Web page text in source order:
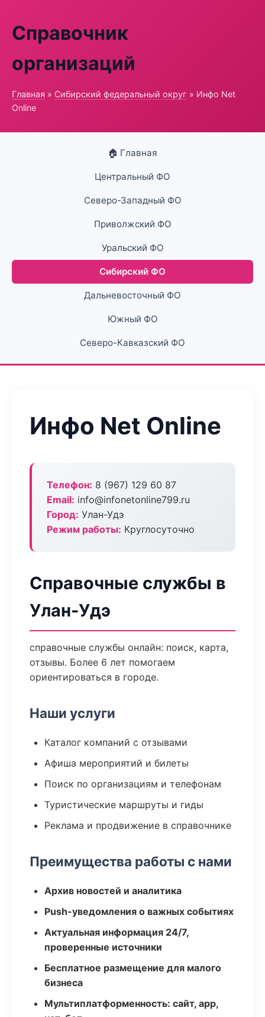
Справочник
организаций
Главная » Сибирский федеральный округ » Инфо Net
Online
🏠 Главная
Центральный ФО
Северо-Западный ФО
Приволжский ФО
Уральский ФО
Сибирский ФО
Дальневосточный ФО
Южный ФО
Северо-Кавказский ФО
Инфо Net Online
Телефон: 8 (967) 129 60 87
Email: info@infonetonline799.ru
Город: Улан-Удэ
Режим работы: Круглосуточно
Справочные службы в
Улан-Удэ
справочные службы онлайн: поиск, карта,
отзывы. Более 6 лет помогаем
ориентироваться в городе.
Наши услуги
Каталог компаний с отзывами
Афиша мероприятий и билеты
Поиск по организациям и телефонам
Туристические маршруты и гиды
Реклама и продвижение в справочнике
Преимущества работы с нами
Архив новостей и аналитика
Push-уведомления о важных событиях
Актуальная информация 24/7,
проверенные источники
Бесплатное размещение для малого
бизнеса
Мультиплатформенность: сайт, app,